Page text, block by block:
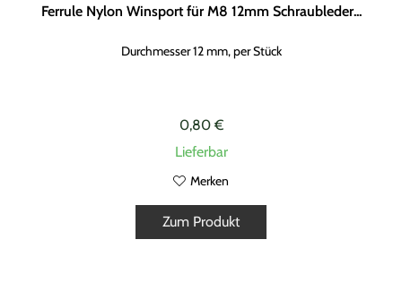
Ferrule Nylon Winsport für M8 12mm Schraubleder...
Durchmesser 12 mm, per Stück
0,80 €
Lieferbar
Merken
Zum Produkt